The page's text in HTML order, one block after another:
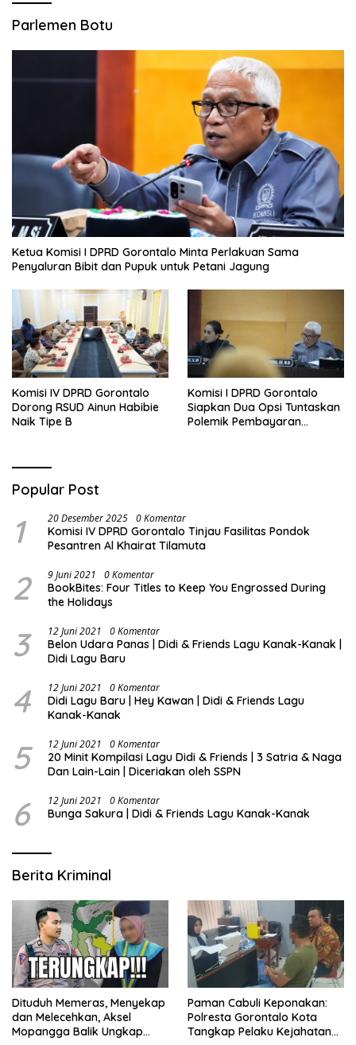
Parlemen Botu
Ketua Komisi I DPRD Gorontalo Minta Perlakuan Sama
Penyaluran Bibit dan Pupuk untuk Petani Jagung
Komisi IV DPRD Gorontalo
Dorong RSUD Ainun Habibie
Naik Tipe B
Komisi I DPRD Gorontalo
Siapkan Dua Opsi Tuntaskan
Polemik Pembayaran
Popular Post
1 20 Desember 2025 0 Komentar
Komisi IV DPRD Gorontalo Tinjau Fasilitas Pondok
Pesantren Al Khairat Tilamuta
2 9 Juni 2021 0 Komentar
BookBites: Four Titles to Keep You Engrossed During
the Holidays
3 12 Juni 2021 0 Komentar
Belon Udara Panas | Didi & Friends Lagu Kanak-Kanak |
Didi Lagu Baru
4 12 Juni 2021 0 Komentar
Didi Lagu Baru | Hey Kawan | Didi & Friends Lagu
Kanak-Kanak
5 12 Juni 2021 0 Komentar
20 Minit Kompilasi Lagu Didi & Friends | 3 Satria & Naga
Dan Lain-Lain | Diceriakan oleh SSPN
6 12 Juni 2021 0 Komentar
Bunga Sakura | Didi & Friends Lagu Kanak-Kanak
Berita Kriminal
Dituduh Memeras, Menyekap
dan Melecehkan, Aksel
Mopangga Balik Ungkap
Paman Cabuli Keponakan:
Polresta Gorontalo Kota
Tangkap Pelaku Kejahatan